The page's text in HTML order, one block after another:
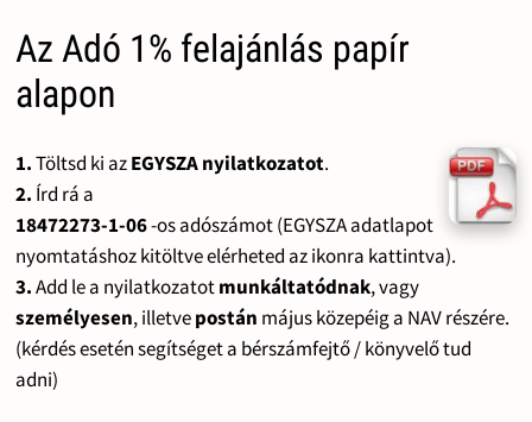
Az Adó 1% felajánlás papír
alapon
1.Töltsd ki azEGYSZA nyilatkozatot.
2. Írd rá a
18472273-1-06-os adószámot (EGYSZA adatlapot
nyomtatáshoz kitöltve elérheted az ikonra kattintva).
3.Add le a nyilatkozatotmunkáltatódnak, vagy
személyesen, illetvepostán május közepéig a NAV részére.
(kérdés esetén segítséget a bérszámfejtő / könyvelő tud
adni)